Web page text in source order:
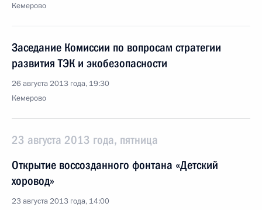
Кемерово
Заседание Комиссии по вопросам стратегии
развития ТЭК и экобезопасности
26 августа 2013 года, 19:30
Кемерово
23 августа 2013 года, пятница
Открытие воссозданного фонтана «Детский
хоровод»
23 августа 2013 года, 14:00